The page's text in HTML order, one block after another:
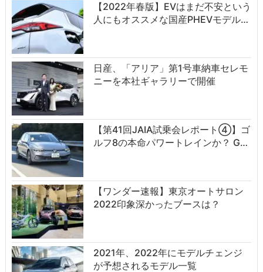
【2022年春版】EVはまだ不安という
人にもオススメな国産PHEVモデル…
日産、「アリア」第1号車納車セレモ
ニーを本社ギャラリーで開催
【第41回JAIA試乗会レポート④】ゴ
ルフ8の本命パワートレインか？ G…
【ワンダー速報】東京オートサロン
2022印象深かったブースは？
2021年、2022年にモデルチェンジ
が予想されるモデル一覧